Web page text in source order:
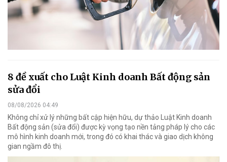
8 đề xuất cho Luật Kinh doanh Bất động sản
sửa đổi
08/08/2026 04:49
Không chỉ xử lý những bất cập hiện hữu, dự thảo Luật Kinh doanh
Bất động sản (sửa đổi) được kỳ vọng tạo nền tảng pháp lý cho các
mô hình kinh doanh mới, trong đó có khai thác và giao dịch không
gian ngầm đô thị.